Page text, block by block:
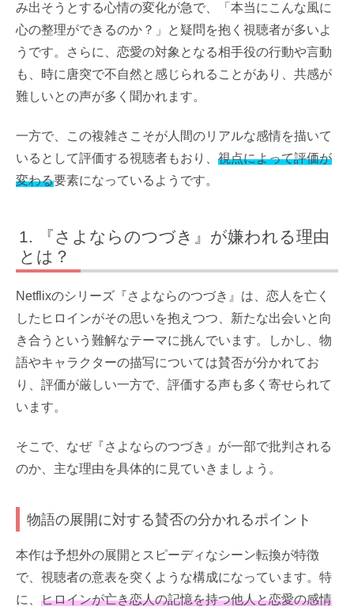
み出そうとする心情の変化が急で、「本当にこんな風に
心の整理ができるのか？」と疑問を抱く視聴者が多いよ
うです。さらに、恋愛の対象となる相手役の行動や言動
も、時に唐突で不自然と感じられることがあり、共感が
難しいとの声が多く聞かれます。
一方で、この複雑さこそが人間のリアルな感情を描いて
いるとして評価する視聴者もおり、 視点によって評価が
変わる要素になっているようです。
『さよならのつづき』が嫌われる理由
とは？
Netflixのシリーズ『さよならのつづき』は、恋人を亡く
したヒロインがその思いを抱えつつ、新たな出会いと向
き合うという難解なテーマに挑んでいます。しかし、物
語やキャラクターの描写については賛否が分かれてお
り、評価が厳しい一方で、評価する声も多く寄せられて
います。
そこで、なぜ『さよならのつづき』が一部で批判される
のか、主な理由を具体的に見ていきましょう。
物語の展開に対する賛否の分かれるポイント
本作は予想外の展開とスピーディなシーン転換が特徴
で、視聴者の意表を突くような構成になっています。特
に、 ヒロインが亡き恋人の記憶を持つ他人と恋愛の感情